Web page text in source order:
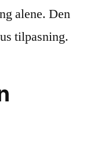
alene. Den
tilpasning.